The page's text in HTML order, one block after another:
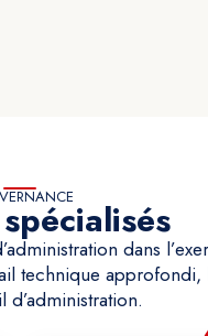
dans
technique